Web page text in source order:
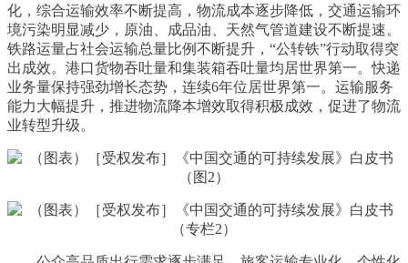
化，综合运输效率不断提高，物流成本逐步降低，交通运输环
境污染明显减少，原油、成品油、天然气管道建设不断提速。
铁路运量占社会运输总量比例不断提升，“公转铁”行动取得突
出成效。港口货物吞吐量和集装箱吞吐量均居世界第一。快递
业务量保持强劲增长态势，连续6年位居世界第一。运输服务
能力大幅提升，推进物流降本增效取得积极成效，促进了物流
业转型升级。